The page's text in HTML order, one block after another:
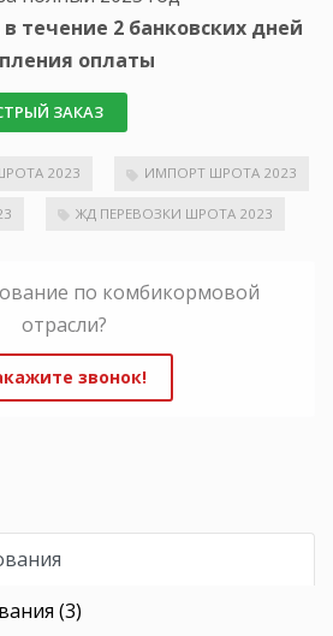
в течение 2 банковских дней
оплаты
ЗАКАЗ
2023 ИМПОРТ ШРОТА 2023
ЖД ПЕРЕВОЗКИ ШРОТА 2023
по комбикормовой
отрасли?
звонок!
(3)